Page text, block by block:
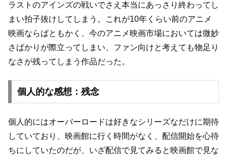
ラストのアインズの戦いでさえ本当にあっさり終わってし
まい拍子抜けしてしまう。
これが10年くらい前のアニメ
映画ならばともかく、 今のアニメ映画市場においては微妙
さばかりが際立ってしまい、 ファン向けと考えても物足り
なさが残ってしまう作品だった。
個人的な感想：残念
個人的にはオーバーロードは好きなシリーズなだけに期待
していており、 映画館に行く時間がなく、配信開始を心待
ちにしていたのだが、 いざ配信で見てみると映画館で見な